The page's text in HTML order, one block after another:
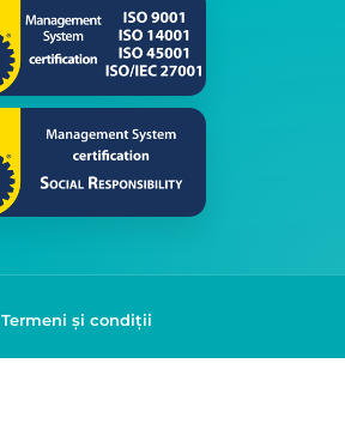
Termeni și condiții